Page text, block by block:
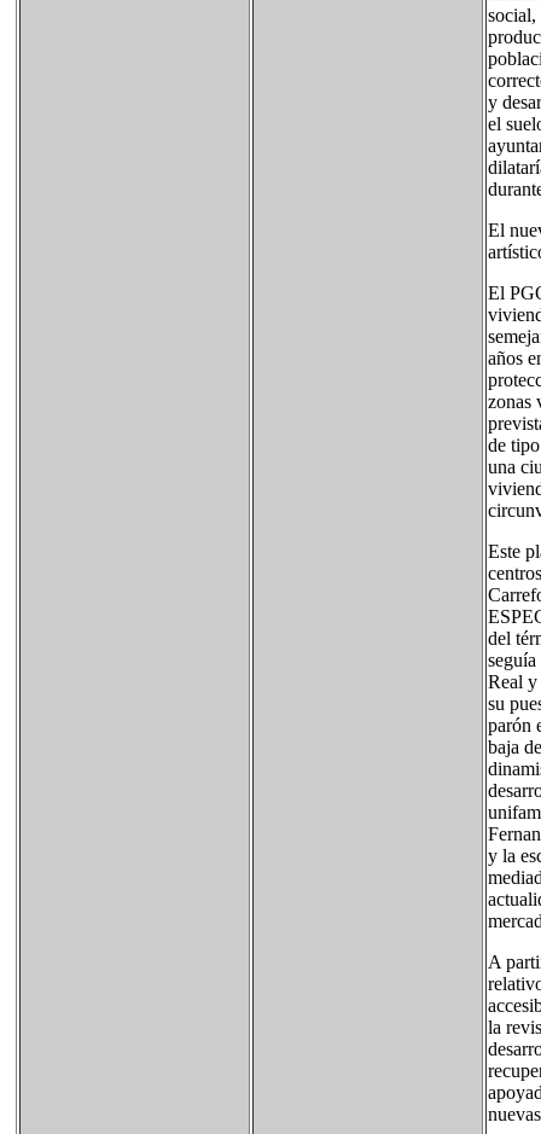
social,
y
el
El
El
años
zonas
de
una
Este
del
Real y
su
parón
baja
y la
A
la